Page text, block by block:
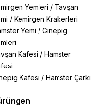
Yemleri / Tavşan
/ Kemirgen Krakerleri
Yemi / Ginepig
Kafesi / Hamster
Kafesi / Hamster Çarkı